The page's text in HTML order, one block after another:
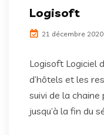
Logisoft
21 décembre 2020
Logisoft Logiciel
d’hôtels et les
suivi de la
jusqu’à la fin du